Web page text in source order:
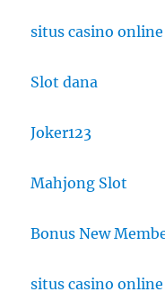
situs casino
Slot dana
Joker123
Mahjong Slot
Bonus New
situs casino online